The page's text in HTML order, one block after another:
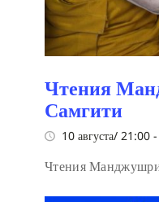
Чтения
Самгити
10 августа/ 21:00 -
Чтения